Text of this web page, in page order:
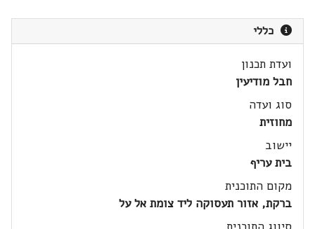
כללי
ועדת תכנון
חבל מודיעין
סוג ועדה
מחוזית
יישוב
בית עריף
מקום התוכנית
ברקת, אזור תעסוקה ליד צומת אל על